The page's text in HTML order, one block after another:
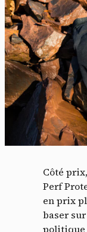
Côté
Perf
en prix
baser
politique